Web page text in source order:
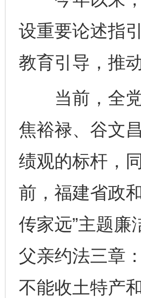
设重要论述指
教育引导，推
当前，全党
焦裕禄、谷文
绩观的标杆，
前，福建省政
传家远”主题廉
父亲约法三章
不能收土特产